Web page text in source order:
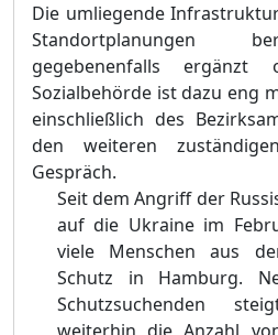
Die umliegende
Standortplanungen
gegebenenfalls
Sozialbehörde ist dazu eng
einschließlich des
den weiteren
Gespräch.
Seit dem Angriff der
auf die Ukraine im
viele Menschen aus
Schutz in Hamburg.
Schutzsuchenden